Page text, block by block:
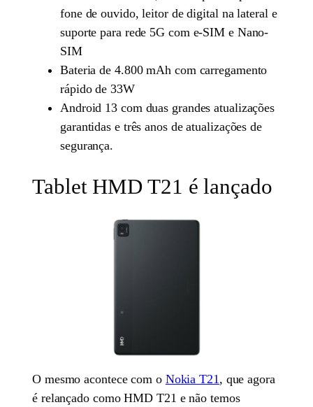
fone de ouvido, leitor de digital na lateral e
suporte para rede 5G com e-SIM e Nano-
SIM
Bateria de 4.800 mAh com carregamento
rápido de 33W
Android 13 com duas grandes atualizações
garantidas e três anos de atualizações de
segurança.
Tablet HMD T21 é lançado
O mesmo acontece com o Nokia T21, que agora
é relançado como HMD T21 e não temos